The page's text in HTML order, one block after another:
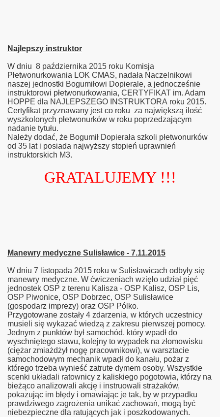
Najlepszy instruktor
W dniu 8 października 2015 roku Komisja
Płetwonurkowania LOK CMAS, nadała Naczelnikowi
naszej jednostki Bogumiłowi Dopierale, a jednocześnie
instruktorowi płetwonurkowania, CERTYFIKAT im. Adam
HOPPE dla NAJLEPSZEGO INSTRUKTORA roku 2015.
Certyfikat przyznawany jest co roku za największą ilość
wyszkolonych płetwonurków w roku poprzedzającym
nadanie tytułu.
Należy dodać, że Bogumił Dopierała szkoli płetwonurków
od 35 lat i posiada najwyższy stopień uprawnień
instruktorskich M3.
GRATALUJEMY !!!
Manewry medyczne Sulisławice - 7.11.2015
W dniu 7 listopada 2015 roku w Sulisławicach odbyły się
manewry medyczne. W ćwiczeniach wzięło udział pięć
jednostek OSP z terenu Kalisza - OSP Kalisz, OSP Lis,
OSP Piwonice, OSP Dobrzec, OSP Sulisławice
(gospodarz imprezy) oraz OSP Pólko.
Przygotowane zostały 4 zdarzenia, w których uczestnicy
musieli się wykazać wiedzą z zakresu pierwszej pomocy.
Jednym z punktów był samochód, który wpadł do
wyschniętego stawu, kolejny to wypadek na złomowisku
(ciężar zmiażdżył nogę pracownikowi), w warsztacie
samochodowym mechanik wpadł do kanału, pożar z
którego trzeba wynieść zatrute dymem osoby. Wszystkie
scenki układali ratownicy z kaliskiego pogotowia, którzy na
bieżąco analizowali akcję i instruowali strażaków,
pokazując im błędy i omawiając je tak, by w przypadku
prawdziwego zagrożenia unikać zachowań, mogą być
niebezpieczne dla ratujących jak i poszkodowanych.